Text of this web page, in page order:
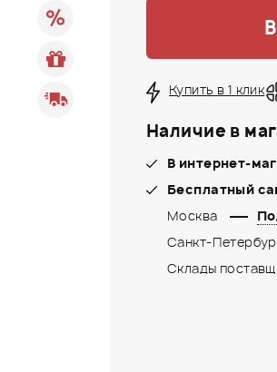
Купить в 1 клик
Наличие в
В интернет-
Бесплатный
Москва
Санкт-
Склады